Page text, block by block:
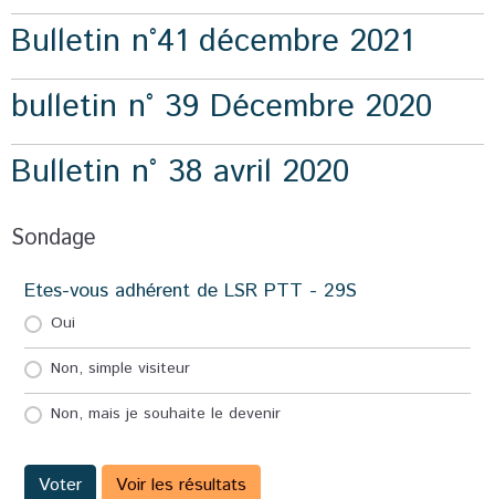
Bulletin n°41 décembre 2021
bulletin n° 39 Décembre 2020
Bulletin n° 38 avril 2020
Sondage
Etes-vous adhérent de LSR PTT - 29S
Oui
Non, simple visiteur
Non, mais je souhaite le devenir
Voter Voir les résultats